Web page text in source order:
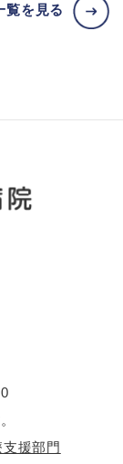
覧を見る
援部門